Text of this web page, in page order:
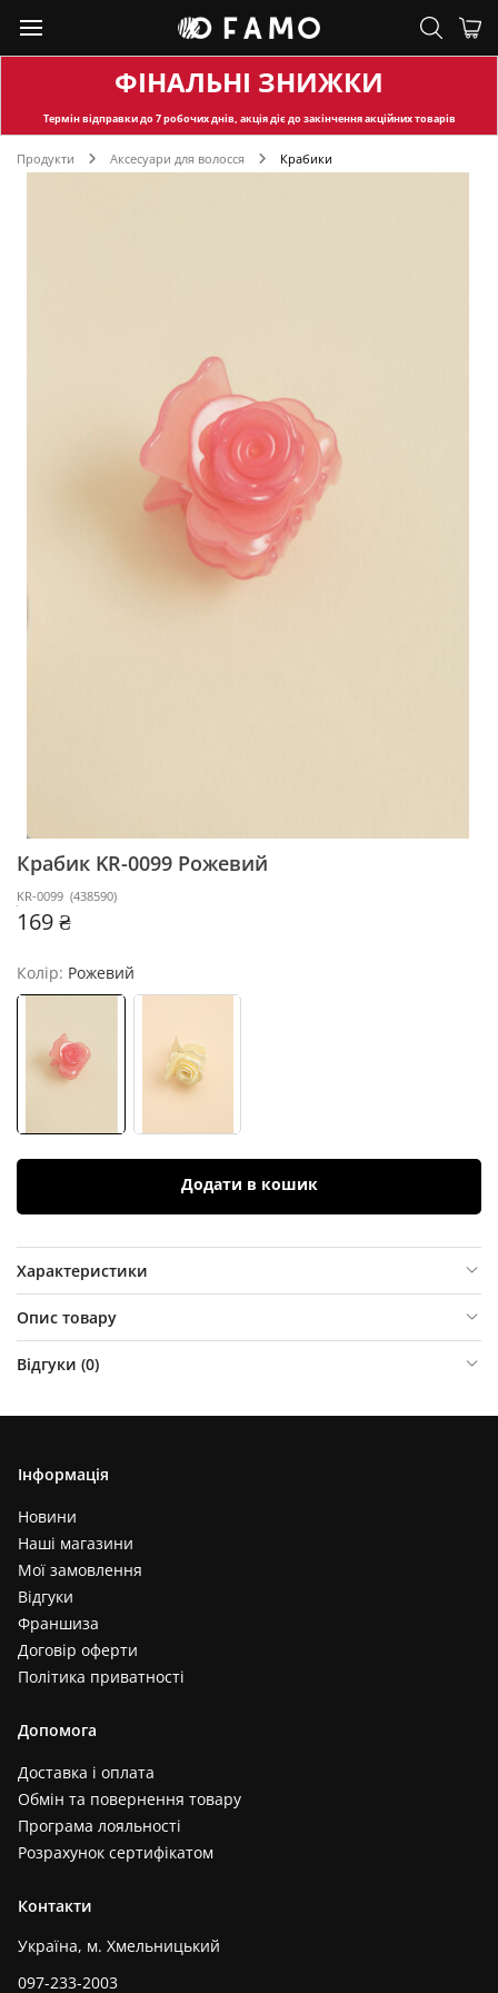
ФІНАЛЬНІ ЗНИЖКИ
Термін відправкидо 7 робочих днів, акція діє до закінчення акційних товарів
Продукти Аксесуари для волосся Крабики
Крабик KR-0099 Рожевий
KR-0099 (438590)
169 ₴
Колір: Рожевий
Додати в кошик
Характеристики
Опис товару
Відгуки (0)
Інформація
Новини
Наші магазини
Мої замовлення
Відгуки
Франшиза
Договір оферти
Політика приватності
Допомога
Доставка і оплата
Обмін та повернення товару
Програма лояльності
Розрахунок сертифікатом
Контакти
Україна, м. Хмельницький
097-233-2003